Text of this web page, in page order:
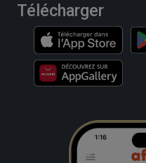
Télécharger